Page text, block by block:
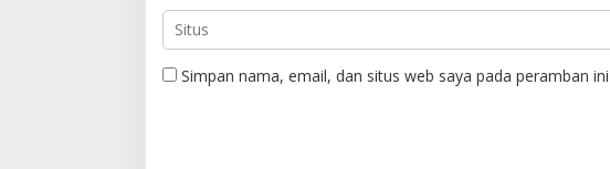
Simpan nama, email, dan situs web saya pada peramban